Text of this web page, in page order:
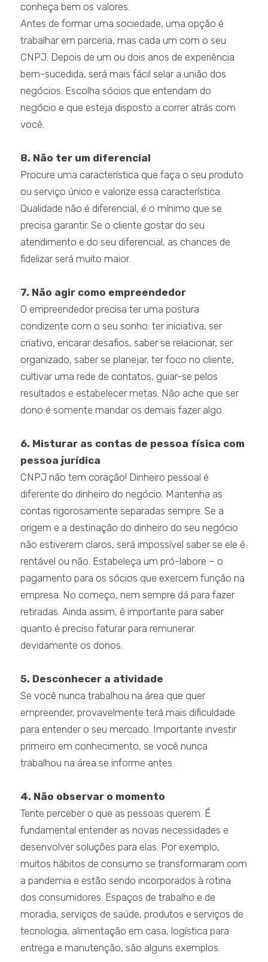
conheça bem os valores.
Antes de formar uma sociedade, uma opção é
trabalhar em parceria, mas cada um com o seu
CNPJ. Depois de um ou dois anos de experiência
bem-sucedida, será mais fácil selar a união dos
negócios. Escolha sócios que entendam do
negócio e que esteja disposto a correr atrás com
você.
8. Não ter um diferencial
Procure uma característica que faça o seu produto
ou serviço único e valorize essa característica.
Qualidade não é diferencial, é o mínimo que se
precisa garantir. Se o cliente gostar do seu
atendimento e do seu diferencial, as chances de
fidelizar será muito maior.
7. Não agir como empreendedor
O empreendedor precisa ter uma postura
condizente com o seu sonho: ter iniciativa, ser
criativo, encarar desafios, saber se relacionar, ser
organizado, saber se planejar, ter foco no cliente,
cultivar uma rede de contatos, guiar-se pelos
resultados e estabelecer metas. Não ache que ser
dono é somente mandar os demais fazer algo.
6. Misturar as contas de pessoa física com
pessoa jurídica
CNPJ não tem coração! Dinheiro pessoal é
diferente do dinheiro do negócio. Mantenha as
contas rigorosamente separadas sempre. Se a
origem e a destinação do dinheiro do seu negócio
não estiverem claros, será impossível saber se ele é
rentável ou não. Estabeleça um pró-labore – o
pagamento para os sócios que exercem função na
empresa. No começo, nem sempre dá para fazer
retiradas. Ainda assim, é importante para saber
quanto é preciso faturar para remunerar
devidamente os donos.
5. Desconhecer a atividade
Se você nunca trabalhou na área que quer
empreender, provavelmente terá mais dificuldade
para entender o seu mercado. Importante investir
primeiro em conhecimento, se você nunca
trabalhou na área se informe antes.
4. Não observar o momento
Tente perceber o que as pessoas querem. É
fundamental entender as novas necessidades e
desenvolver soluções para elas. Por exemplo,
muitos hábitos de consumo se transformaram com
a pandemia e estão sendo incorporados à rotina
dos consumidores. Espaços de trabalho e de
moradia, serviços de saúde, produtos e serviços de
tecnologia, alimentação em casa, logística para
entrega e manutenção, são alguns exemplos.